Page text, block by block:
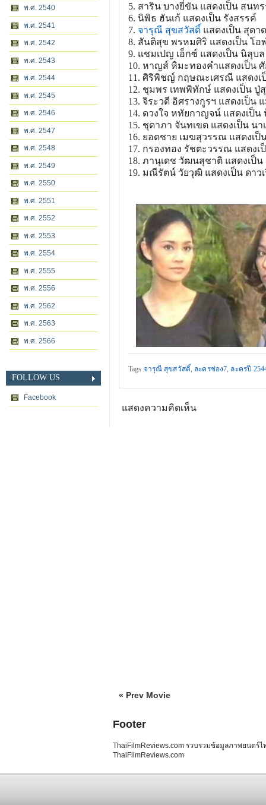
พ.ศ. 2540
พ.ศ. 2541
พ.ศ. 2542
พ.ศ. 2543
พ.ศ. 2544
พ.ศ. 2545
พ.ศ. 2546
พ.ศ. 2547
พ.ศ. 2548
พ.ศ. 2549
พ.ศ. 2550
พ.ศ. 2551
พ.ศ. 2552
พ.ศ. 2553
พ.ศ. 2554
พ.ศ. 2555
พ.ศ. 2556
พ.ศ. 2562
พ.ศ. 2563
พ.ศ. 2566
FOLLOW US
Facebook
5. สาริน บางยี่ขัน แสดงเป็น สนท
6. นิพิธ ฮันเก้ แสดงเป็น รังสรรค์
7. จารุณี สุขสวัสดิ์ แสดงเป็น สุดา
8. สันติสุข พรหมศิริ แสดงเป็น โอ
9. แชมเปญ เอ็กซ์ แสดงเป็น นิลุบล
10. หาญส์ หิมะทองคำแสดงเป็น
11. ศิริพิชญ์ กฤษณะเศรณี แสดง
12. ชุมพร เทพพิทักษ์ แสดงเป็น ปู่
13. จิระวดี อิศรางกูรฯ แสดงเป็น
14. ดวงใจ หทัยกาญจน์ แสดงเป็น
15. ชุดาภา จันทเขต แสดงเป็น นา
16. ยอดชาย เมฆสุวรรณ แสดงเป็
17. กรองทอง รัชตะวรรณ แสดงเ
18. ภานุเดช วัฒนสุชาติ แสดงเป็น
19. มณีรัตน์ วัยวุฒิ แสดงเป็น ดาว
Tags จารุณี สุขสวัสดิ์, ละครช่อง7, ละครปี
แสดงความคิดเห็น
« Prev Movie
Footer
ThaiFilmReviews.com รวบรวมข้อมูลภาพยนตร์
ThaiFilmReviews.com